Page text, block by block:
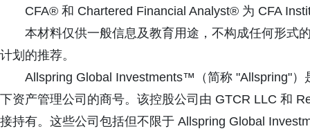
CFA® 和 Chartered Financial Analyst® 为 CFA
本材料仅供一般信息及教育用途，不构成任何形式
计划的推荐。
Allspring Global Investments™（简称 "Allspring"
下资产管理公司的商号。该控股公司由 GTCR LLC 和
接持有。这些公司包括但不限于 Allspring Global